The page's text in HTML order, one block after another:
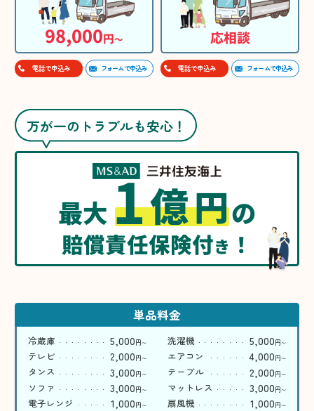
98,000円〜
電話で申込み フォームで申込み
応相談
電話で申込み フォームで申込み
万が一のトラブルも安心！
最大1億円の
賠償責任保険付き ！
単品料金
冷蔵庫 5,000円〜 洗濯機 5,000円〜
テレビ 2,000円〜 エアコン 4,000円〜
タンス 3,000円〜 テーブル 2,000円〜
ソファ 3,000円〜 マットレス 3,000円〜
電子レンジ 1,000円〜 扇風機 1,000円〜